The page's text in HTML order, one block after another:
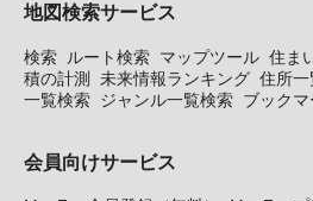
地図検索サービス
検索 ルート検索 マップツール 住ま
積の計測 未来情報ランキング 住所
一覧検索 ジャンル一覧検索 ブックマ
会員向けサービス